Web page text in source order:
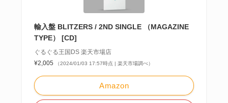
輸入盤 BLITZERS / 2ND SINGLE （MAGAZINE
TYPE） [CD]
ぐるぐる王国DS 楽天市場店
¥2,005
（2024/01/03 17:57時点 | 楽天市場調べ）
Amazon